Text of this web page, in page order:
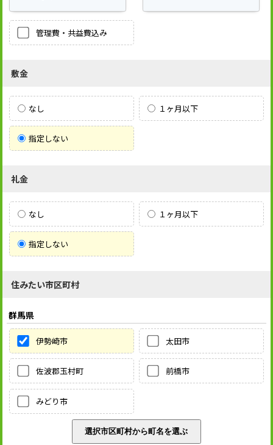
管理費・共益費込み
敷金
なし １ヶ月以下
指定しない
礼金
なし １ヶ月以下
指定しない
住みたい市区町村
群馬県
伊勢崎市 太田市
佐波郡玉村町 前橋市
みどり市